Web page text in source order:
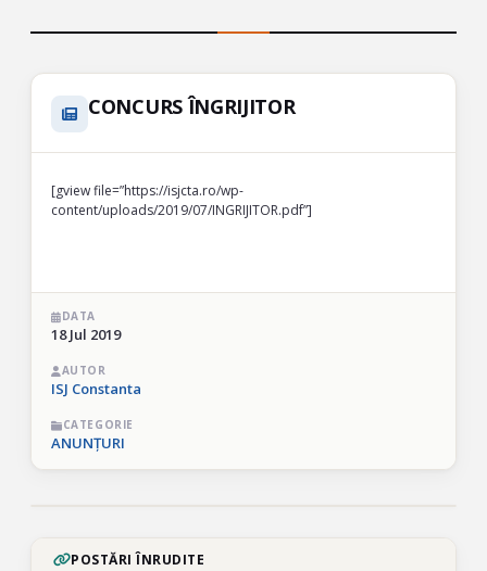
CONCURS ÎNGRIJITOR
[gview file=”https://isjcta.ro/wp-
content/uploads/2019/07/INGRIJITOR.pdf”]
DATA
18 Jul 2019
AUTOR
ISJ Constanta
CATEGORIE
ANUNȚURI
POSTĂRI ÎNRUDITE